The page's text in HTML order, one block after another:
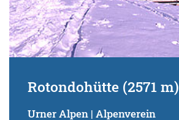
Rotondohütte (2571 m)
Urner Alpen | Alpenverein